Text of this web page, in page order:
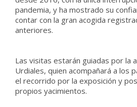
pandemia, y ha mostrado su
contar con la gran acogida
anteriores.
Las visitas estarán guiadas por la
Urdiales, quien acompañará a los
el recorrido por la exposición y
propios yacimientos.